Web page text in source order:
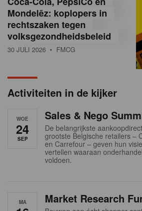
e
a
n
Mondelēz: koplopers in
rechtszaken tegen
volksgezondheidsbeleid
30 JULI 2026 • FMCG
Activiteiten in de kijker
WOE
24
SEP
Sales & Nego
De belangrijkste
grootste Belgische retailers –
en Carrefour – geven hun
vertellen waaraan
voldoen.
MA Market Research